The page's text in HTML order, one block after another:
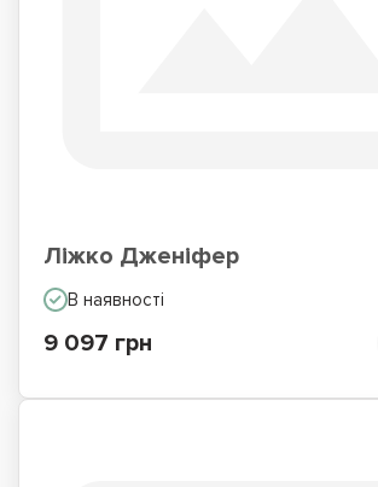
Ліжко Дженіфер
В наявності
9 097 грн